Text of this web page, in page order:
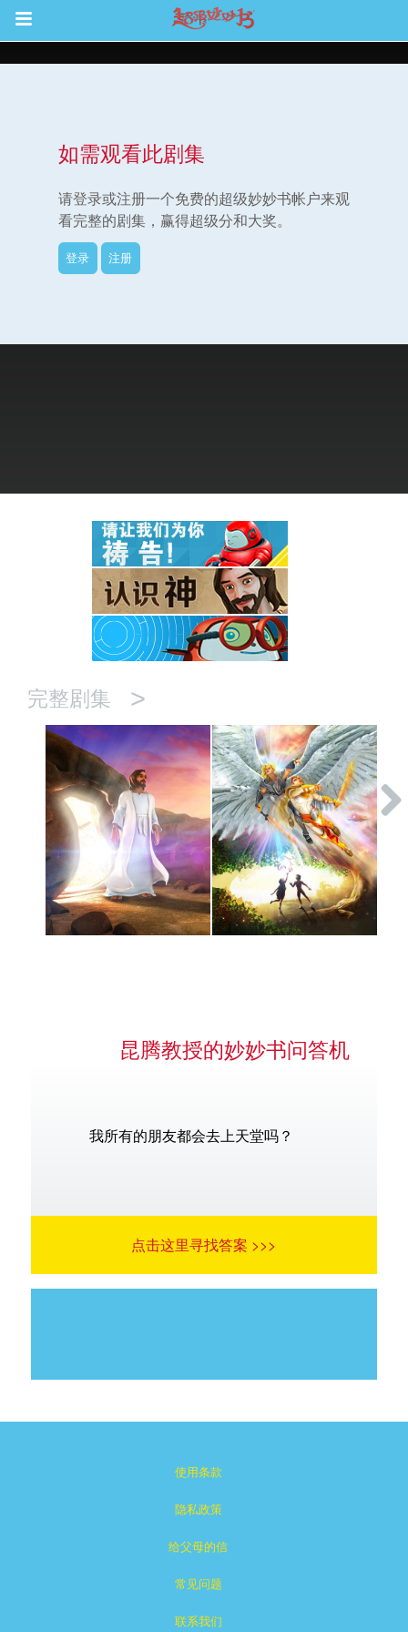
Return to Content
如需观看此剧集
请登录或注册一个免费的超级妙妙书帐户来观
看完整的剧集，赢得超级分和大奖。
登录 注册
完整剧集 >
昆腾教授的妙妙书问答机
我所有的朋友都会去上天堂吗？
点击这里寻找答案 >>>
使用条款
隐私政策
给父母的信
常见问题
联系我们